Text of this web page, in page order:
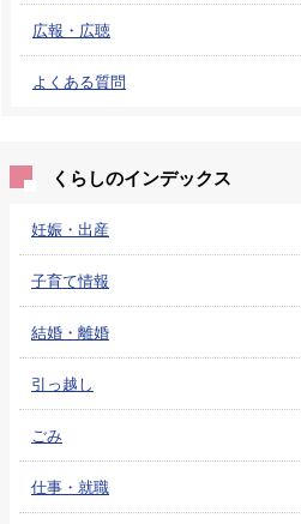
広報・広聴
よくある質問
くらしのインデックス
妊娠・出産
子育て情報
結婚・離婚
引っ越し
ごみ
仕事・就職